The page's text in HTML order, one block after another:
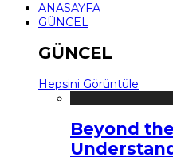
ANASAYFA
GÜNCEL
GÜNCEL
Hepsini Görüntüle
Beyond